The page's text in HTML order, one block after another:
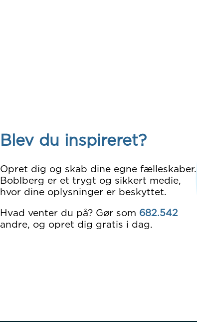
Blev du inspireret?
Opret dig og skab dine egne fælleskaber.
Boblberg er et trygt og sikkert medie,
hvor dine oplysninger er beskyttet.
Hvad venter du på? Gør som 682.542
andre, og opret dig gratis i dag.